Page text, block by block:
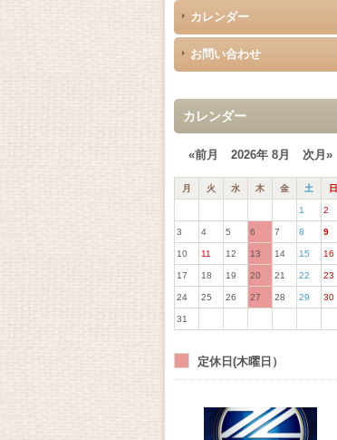
カレンダー
お問い合わせ
カレンダー
«前月 2026年 8月 次月»
月 火 水 木 金 土 日
1 2
3 4 5 6 7 8 9
10 11 12 13 14 15 16
17 18 19 20 21 22 23
24 25 26 27 28 29 30
31
定休日(木曜日）